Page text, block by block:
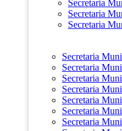
Secretaria
Secretaria
Secretaria
Secretaria
Secretaria
Secretaria
Secretaria
Secretaria
Secretaria
Secretaria